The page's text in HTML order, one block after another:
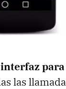
las